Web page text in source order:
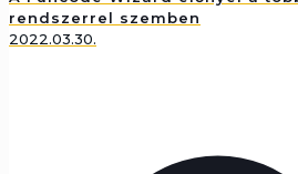
rendszerrel szemben
2022.03.30.